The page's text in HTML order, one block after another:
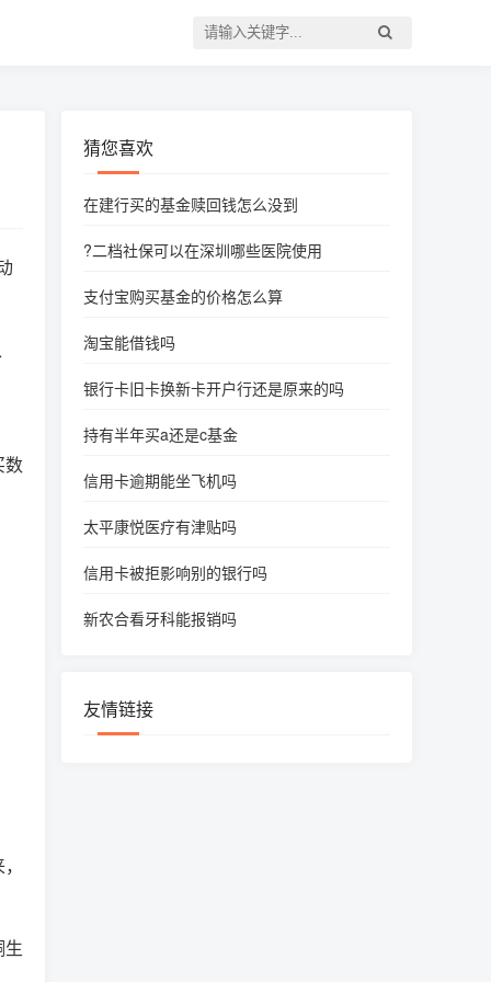
数
生
猜您喜欢
在建行买的基金赎回钱怎么没到
?二档社保可以在深圳哪些医院使用
支付宝购买基金的价格怎么算
淘宝能借钱吗
银行卡旧卡换新卡开户行还是原来的吗
持有半年买a还是c基金
信用卡逾期能坐飞机吗
太平康悦医疗有津贴吗
信用卡被拒影响别的银行吗
新农合看牙科能报销吗
友情链接